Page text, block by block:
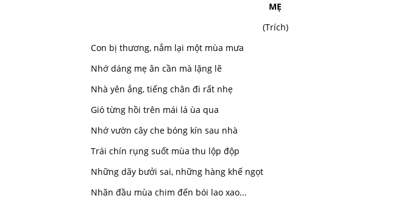
MẸ
(Trích)
Con bị thương, nắm lại một mùa mưa
Nhớ dáng mẹ ân cần mà lặng lẽ
Nhà yên ắng, tiếng chân đi rất nhẹ
Gió từng hồi trên mái lá ùa qua
Nhớ vườn cây che bóng kín sau nhà
Trái chín rụng suốt mùa thu lộp độp
Những dãy bưởi sai, những hàng khế ngọt
Nhãn đầu mùa chim đến bói lao xao...